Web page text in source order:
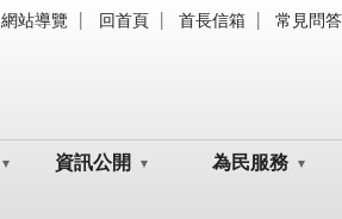
網站導覽 回首頁 首長信箱 常見問答
資訊公開 為民服務